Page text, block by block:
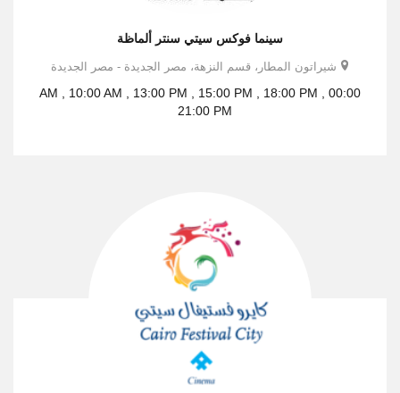
سينما فوكس سيتي سنتر ألماظة
شيراتون المطار، قسم النزهة‬، مصر الجديدة - مصر الجديدة
00:00 AM , 10:00 AM , 13:00 PM , 15:00 PM , 18:00 PM ,
21:00 PM